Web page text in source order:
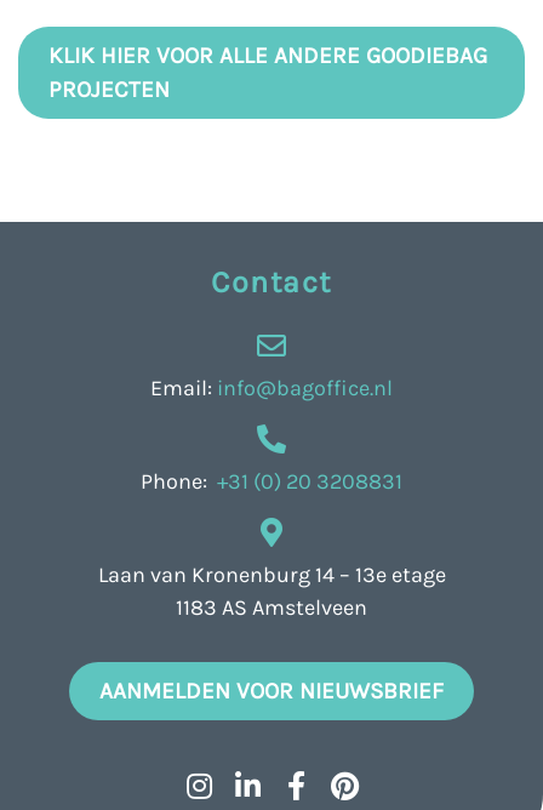
KLIK HIER VOOR ALLE ANDERE GOODIEBAG
PROJECTEN
Contact
Email: info@bagoffice.nl
Phone: +31 (0) 20 3208831
Laan van Kronenburg 14 – 13e etage
1183 AS Amstelveen
AANMELDEN VOOR NIEUWSBRIEF